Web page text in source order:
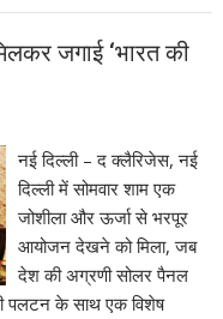
जगाई ‘भारत की
नई दिल्ली – द क्लैरिजेस, नई
दिल्ली में सोमवार शाम एक
जोशीला और ऊर्जा से भरपूर
आयोजन देखने को मिला, जब
देश की अग्रणी सोलर पैनल
पलटन के साथ एक विशेष